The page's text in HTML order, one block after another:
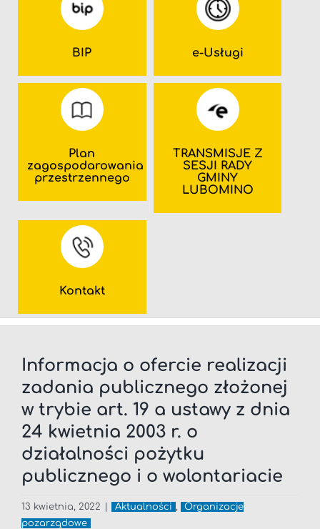
BIP e-Usługi
Plan
zagospodarowania
przestrzennego
TRANSMISJE Z
SESJI RADY
GMINY
LUBOMINO
Kontakt
Informacja o ofercie realizacji
zadania publicznego złożonej
w trybie art. 19 a ustawy z dnia
24 kwietnia 2003 r. o
działalności pożytku
publicznego i o wolontariacie
13 kwietnia, 2022 Aktualności ,
Organizacje
pozarządowe